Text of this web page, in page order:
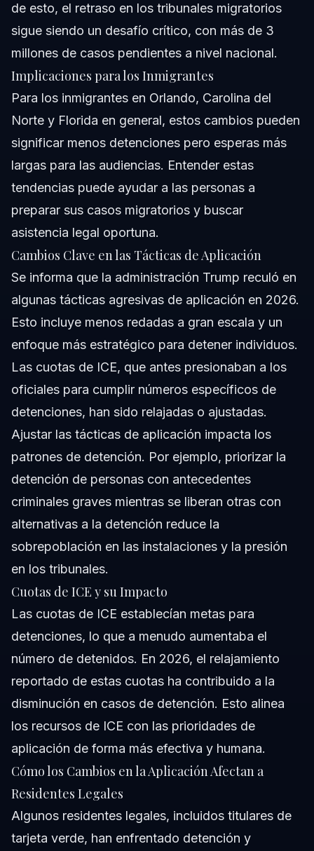
de esto, el retraso en los tribunales migratorios
sigue siendo un desafío crítico, con más de 3
millones de casos pendientes a nivel nacional.
Implicaciones para los Inmigrantes
Para los inmigrantes en Orlando, Carolina del
Norte y Florida en general, estos cambios pueden
significar menos detenciones pero esperas más
largas para las audiencias. Entender estas
tendencias puede ayudar a las personas a
preparar sus casos migratorios y buscar
asistencia legal oportuna.
Cambios Clave en las Tácticas de Aplicación
Se informa que la administración Trump reculó en
algunas tácticas agresivas de aplicación en 2026.
Esto incluye menos redadas a gran escala y un
enfoque más estratégico para detener individuos.
Las cuotas de ICE, que antes presionaban a los
oficiales para cumplir números específicos de
detenciones, han sido relajadas o ajustadas.
Ajustar las tácticas de aplicación impacta los
patrones de detención. Por ejemplo, priorizar la
detención de personas con antecedentes
criminales graves mientras se liberan otras con
alternativas a la detención reduce la
sobrepoblación en las instalaciones y la presión
en los tribunales.
Cuotas de ICE y su Impacto
Las cuotas de ICE establecían metas para
detenciones, lo que a menudo aumentaba el
número de detenidos. En 2026, el relajamiento
reportado de estas cuotas ha contribuido a la
disminución en casos de detención. Esto alinea
los recursos de ICE con las prioridades de
aplicación de forma más efectiva y humana.
Cómo los Cambios en la Aplicación Afectan a
Residentes Legales
Algunos residentes legales, incluidos titulares de
tarjeta verde, han enfrentado detención y